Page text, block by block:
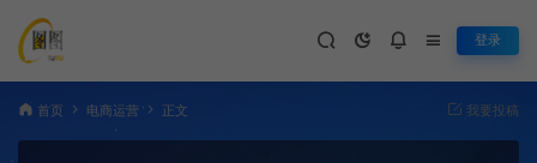
登录
首页 电商运营 正文 我要投稿